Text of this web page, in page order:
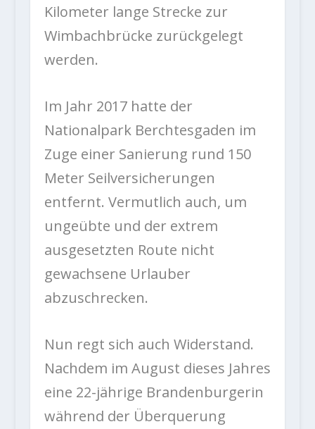
Kilometer lange Strecke zur
Wimbachbrücke zurückgelegt
werden.
Im Jahr 2017 hatte der
Nationalpark Berchtesgaden im
Zuge einer Sanierung rund 150
Meter Seilversicherungen
entfernt. Vermutlich auch, um
ungeübte und der extrem
ausgesetzten Route nicht
gewachsene Urlauber
abzuschrecken.
Nun regt sich auch Widerstand.
Nachdem im August dieses Jahres
eine 22-jährige Brandenburgerin
während der Überquerung